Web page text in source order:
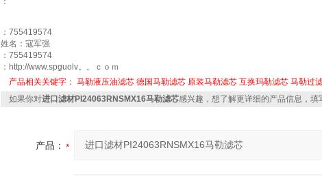
：755419574
姓名：寇军强
：755419574
：http://www.spguolv。。ｃｏｍ
产品相关关键字： 马勒液压油滤芯 德国马勒滤芯 原装马勒滤芯 互换玛勒滤芯 马勒过
如果你对进口滤材PI24063RNSMX16马勒滤芯感兴趣，想了解更详细的产品信息，填
产品：